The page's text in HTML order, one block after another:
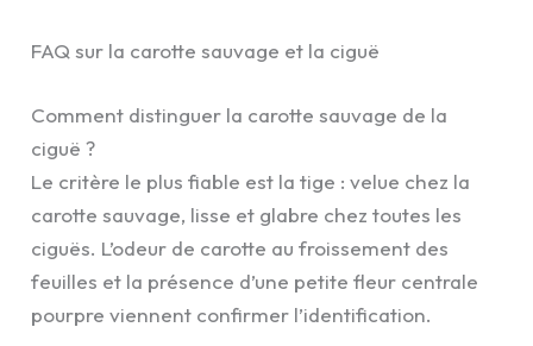
FAQ sur la carotte sauvage et la ciguë
Comment distinguer la carotte sauvage de la
ciguë ?
Le critère le plus fiable est la tige : velue chez la
carotte sauvage, lisse et glabre chez toutes les
ciguës. L’odeur de carotte au froissement des
feuilles et la présence d’une petite fleur centrale
pourpre viennent confirmer l’identification.